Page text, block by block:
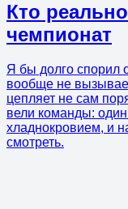
Кто
чемпионат
Я бы долго спорил
вообще не
цепляет не сам
вели команды:
хладнокровием, и
смотреть.